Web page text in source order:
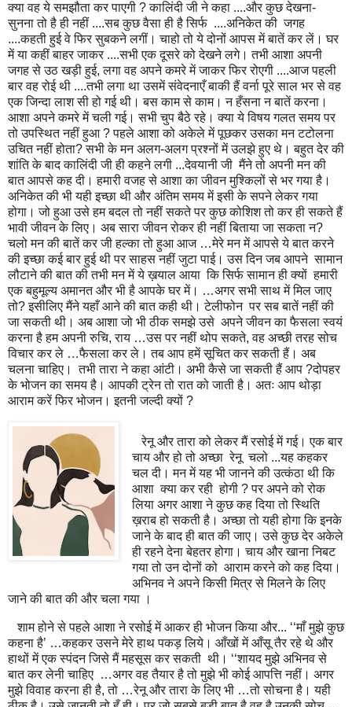
क्या वह ये समझौता कर पाएगी ? कालिंदी जी ने कहा ....और कुछ देखना-
सुनना तो है ही नहीं ....सब कुछ वैसा ही है सिर्फ ....अनिकेत की जगह
....कहती हुई वे फिर सुबकने लगीं। चाहो तो ये दोनों आपस में बातें कर लें। घर
में या कहीं बाहर जाकर ....सभी एक दूसरे को देखने लगे। तभी आशा अपनी
जगह से उठ खड़ी हुई, लगा वह अपने कमरे में जाकर फिर रोएगी ....आज पहली
बार वह रोई थी ....तभी लगा था उसमें संवेदनाएँ बाकी हैं वर्ना पूरे साल भर से वह
एक जिन्दा लाश सी हो गई थी। बस काम से काम। न हँसना न बातें करना।
आशा अपने कमरे में चली गई। सभी चुप बैठे रहे। क्या ये विषय गलत समय पर
तो उपस्थित नहीं हुआ ? पहले आशा को अकेले में पूछकर उसका मन टटोलना
उचित नहीं होता? सभी के मन अलग-अलग प्रश्नों में उलझे हुए थे। बहुत देर की
शांति के बाद कालिंदी जी ही कहने लगी ...देवयानी जी मैंने तो अपनी मन की
बात आपसे कह दी। हमारी वजह से आशा का जीवन मुश्किलों से भर गया है।
अनिकेत की भी यही इच्छा थी और अंतिम समय में इसी के सपने लेकर गया
होगा। जो हुआ उसे हम बदल तो नहीं सकते पर कुछ कोशिश तो कर ही सकते हैं
भावी जीवन के लिए। अब सारा जीवन रोकर ही नहीं बिताया जा सकता न?
चलो मन की बातें कर जी हल्का तो हुआ आज …मेरे मन में आपसे ये बात करने
की इच्छा कई बार हुई थी पर साहस नहीं जुटा पाई। उस दिन जब आपने सामान
लौटाने की बात की तभी मन में ये ख़याल आया कि सिर्फ सामान ही क्यों हमारी
एक बहुमूल्य अमानत और भी है आपके घर में। …अगर सभी साथ में मिल जाए
तो? इसीलिए मैंने यहाँ आने की बात कही थी। टेलीफोन पर सब बातें नहीं की
जा सकती थी। अब आशा जो भी ठीक समझे उसे अपने जीवन का फैसला स्वयं
करना है हम अपनी रुचि, राय …उस पर नहीं थोप सकते, वह अच्छी तरह सोच
विचार कर ले …फैसला कर ले। तब आप हमें सूचित कर सकती हैं। अब
चलना चाहिए। तभी तारा ने कहा आंटी। अभी कैसे जा सकती हैं आप ?दोपहर
के भोजन का समय है। आपकी ट्रेन तो रात को जाती है। अतः आप थोड़ा
आराम करें फिर भोजन। इतनी जल्दी क्यों ?
रेनू और तारा को लेकर मैं रसोई में गई। एक बार
चाय और हो तो अच्छा रेनू चलो ...यह कहकर
चल दी। मन में यह भी जानने की उत्कंठा थी कि
आशा क्या कर रही होगी ? पर अपने को रोक
लिया अगर आशा ने कुछ कह दिया तो स्थिति
ख़राब हो सकती है। अच्छा तो यही होगा कि इनके
जाने के बाद ही बात की जाए। उसे कुछ देर अकेले
ही रहने देना बेहतर होगा। चाय और खाना निबट
गया तो उन दोनों को आराम करने को कह दिया।
अभिनव ने अपने किसी मित्र से मिलने के लिए
जाने की बात की और चला गया ।
शाम होने से पहले आशा ने रसोई में आकर ही भोजन किया और... ‘‘माँ मुझे कुछ
कहना है’ …कहकर उसने मेरे हाथ पकड़ लिये। आँखों में आँसू तैर रहे थे और
हाथों में एक स्पंदन जिसे मैं महसूस कर सकती थी। ‘‘शायद मुझे अभिनव से
बात कर लेनी चाहिए …अगर वह तैयार है तो मुझे भी कोई आपत्ति नहीं। अगर
मुझे विवाह करना ही है, तो …रेनू और तारा के लिए भी …तो सोचना है। यही